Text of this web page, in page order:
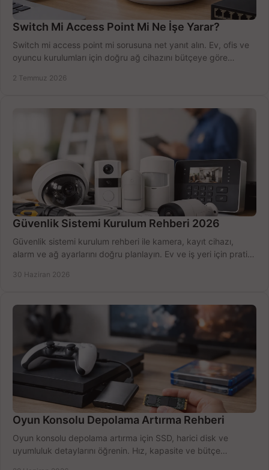
Switch Mi Access Point Mi Ne İşe Yarar?
Switch mi access point mi sorusuna net yanıt alın. Ev, ofis ve
oyuncu kurulumları için doğru ağ cihazını bütçeye göre
2 Temmuz 2026
Güvenlik Sistemi Kurulum Rehberi 2026
Güvenlik sistemi kurulum rehberi ile kamera, kayıt cihazı,
alarm ve ağ ayarlarını doğru planlayın. Ev ve iş yeri için pratik
30 Haziran 2026
Oyun Konsolu Depolama Artırma Rehberi
Oyun konsolu depolama artırma için SSD, harici disk ve
uyumluluk detaylarını öğrenin. Hız, kapasite ve bütçe